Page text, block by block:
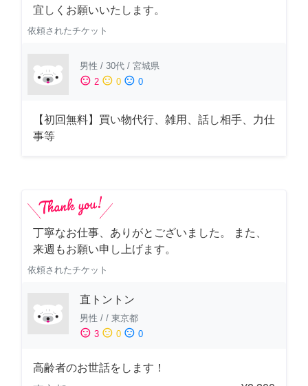
宜しくお願いいたします。
依頼されたチケット
男性 / 30代 / 宮城県
sentiment_satisfied 2 sentiment_neutral 0 sentiment_dissatisfied 0
【初回無料】買い物代行、雑用、話し相手、力仕
事等
丁寧なお仕事、ありがとございました。 また、
来週もお願い申し上げます。
依頼されたチケット
直トントン
男性 / / 東京都
sentiment_satisfied 3 sentiment_neutral 0 sentiment_dissatisfied 0
高齢者のお世話をします！